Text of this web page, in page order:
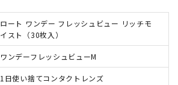
ロート ワンデー フレッシュビュー リッチモ
イスト（30枚入）
ワンデーフレッシュビューM
1日使い捨てコンタクトレンズ